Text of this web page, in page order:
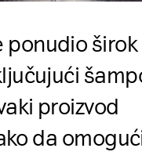
ponudio širok
proizvod
da